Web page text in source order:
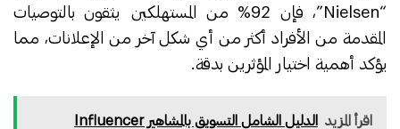
“Nielsen”، فإن 92% من المستهلكين يثقون بالتوصيات
المقدمة من الأفراد أكثر من أي شكل آخر من الإعلانات، مما
يؤكد أهمية اختيار المؤثرين بدقة.
اقرأ المزيد
الدليل الشامل التسويق بالمشاهير Influencer